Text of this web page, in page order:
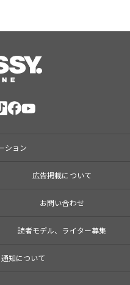
ション
広告掲載について
お問い合わせ
読者モデル、ライター募集
知について